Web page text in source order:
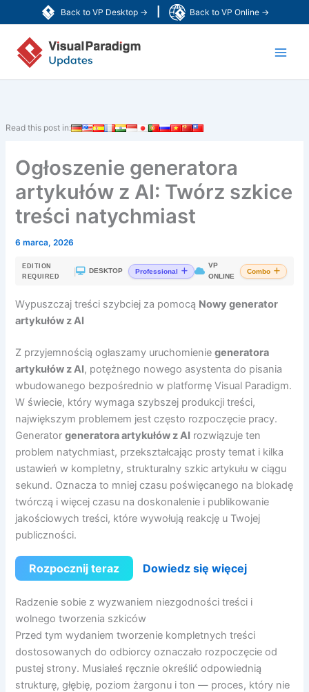
Back to VP Desktop → Back to VP Online →
do
treści
Read this post in:
Ogłoszenie generatora
artykułów z AI: Twórz szkice
treści natychmiast
6 marca, 2026
EDITION
REQUIRED
DESKTOP Professional
VP
ONLINE
Combo
Wypuszczaj treści szybciej za pomocą Nowy generator
artykułów z AI
Z przyjemnością ogłaszamy uruchomieniegeneratora
artykułów z AI, potężnego nowego asystenta do pisania
wbudowanego bezpośrednio w platformę Visual Paradigm.
W świecie, który wymaga szybszej produkcji treści,
największym problemem jest często rozpoczęcie pracy.
Generatorgeneratora artykułów z AI rozwiązuje ten
problem natychmiast, przekształcając prosty temat i kilka
ustawień w kompletny, strukturalny szkic artykułu w ciągu
sekund. Oznacza to mniej czasu poświęcanego na blokadę
twórczą i więcej czasu na doskonalenie i publikowanie
jakościowych treści, które wywołują reakcję u Twojej
publiczności.
Rozpocznij teraz Dowiedz się więcej
Radzenie sobie z wyzwaniem niezgodności treści i
wolnego tworzenia szkiców
Przed tym wydaniem tworzenie kompletnych treści
dostosowanych do odbiorcy oznaczało rozpoczęcie od
pustej strony. Musiałeś ręcznie określić odpowiednią
strukturę, głębię, poziom żargonu i ton — proces, który nie